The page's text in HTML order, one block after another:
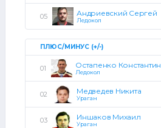
Андриевский Сергей
Ледокол
ПЛЮС/МИНУС (+/-)
Остапенко Константин
Ледокол
Медведев Никита
Ураган
Иншаков Михаил
Ураган